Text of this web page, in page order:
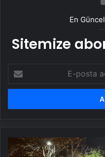
En
Sitemize
posta
adresinizi
Küçükçekmece'de
boş